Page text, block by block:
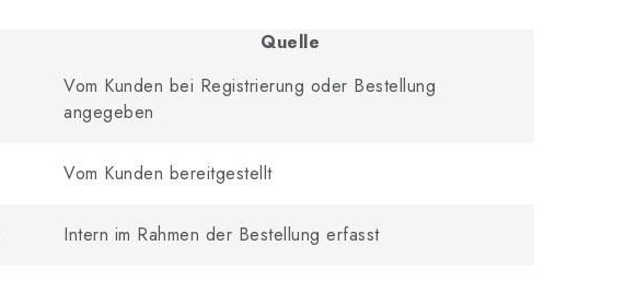
Quelle
Vom Kunden bei Registrierung oder Bestellung
angegeben
Vom Kunden bereitgestellt
Intern im Rahmen der Bestellung erfasst